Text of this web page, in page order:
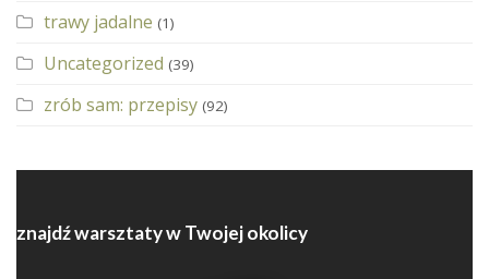
trawy jadalne (1)
Uncategorized (39)
zrób sam: przepisy (92)
znajdź warsztaty w Twojej okolicy